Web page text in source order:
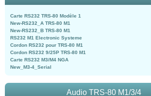
Carte RS232 TRS-80 Modèle 1
New-RS232_A TRS-80 M1
New-RS232_B TRS-80 M1
RS232 M1 Electronic Systeme
Cordon RS232 pour TRS-80 M1
Cordon RS232 9/25P TRS-80 M1
Carte RS232 M3/M4 NGA
New_M3-4_Serial
Audio TRS-80 M1/3/4